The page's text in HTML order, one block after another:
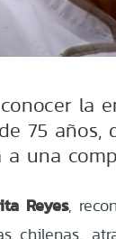
la
75
a una
Reyes,
chilenas,